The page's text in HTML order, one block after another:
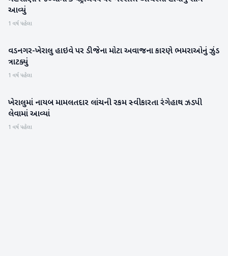
આવ્યું
1 વર્ષ પહેલા
મહેસાણા
વડનગર-ખેરાલુ હાઇવે પર ડીજેના મોટા અવાજના કારણે ભમરાઓનું ઝુંડ
ત્રાટક્યું
1 વર્ષ પહેલા
મહેસાણા
ખેરાલુમાં નાયબ મામલતદાર લાંચની રકમ સ્વીકારતા રંગેહાથ ઝડપી
લેવામાં આવ્યાં
1 વર્ષ પહેલા